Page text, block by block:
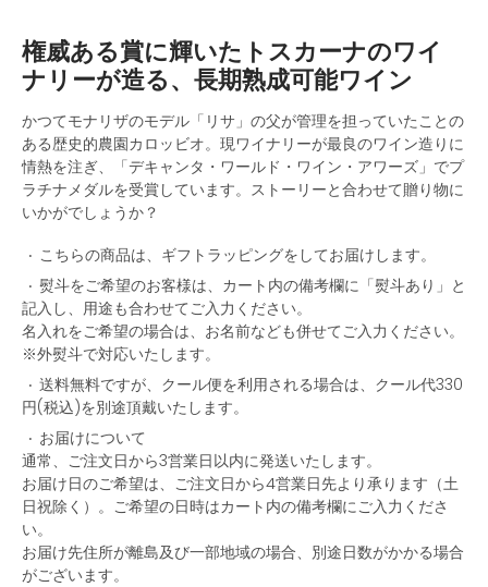
権威ある賞に輝いたトスカーナのワイ
ナリーが造る、長期熟成可能ワイン
かつてモナリザのモデル「リサ」の父が管理を担っていたことの
ある歴史的農園カロッビオ。現ワイナリーが最良のワイン造りに
情熱を注ぎ、「デキャンタ・ワールド・ワイン・アワーズ」でプ
ラチナメダルを受賞しています。ストーリーと合わせて贈り物に
いかがでしょうか？
こちらの商品は、ギフトラッピングをしてお届けします。
熨斗をご希望のお客様は、カート内の備考欄に「熨斗あり」と
記入し、用途も合わせてご入力ください。
名入れをご希望の場合は、お名前なども併せてご入力ください。
※外熨斗で対応いたします。
送料無料ですが、クール便を利用される場合は、クール代330
円(税込)を別途頂戴いたします。
お届けについて
通常、ご注文日から3営業日以内に発送いたします。
お届け日のご希望は、ご注文日から4営業日先より承ります（土
日祝除く）。ご希望の日時はカート内の備考欄にご入力くださ
い。
お届け先住所が離島及び一部地域の場合、別途日数がかかる場合
がございます。